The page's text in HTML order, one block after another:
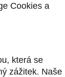
Cookies a
která se
zážitek. Naše